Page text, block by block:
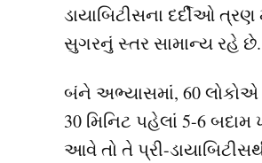
ડાયાબિટીસના દર્દીઓ
સુગરનું સ્તર સામાન્ય રહે છે.
બંને અભ્યાસમાં, 60 લોકોએ
30 મિનિટ પહેલાં 5-6
આવે તો તે પ્રી-